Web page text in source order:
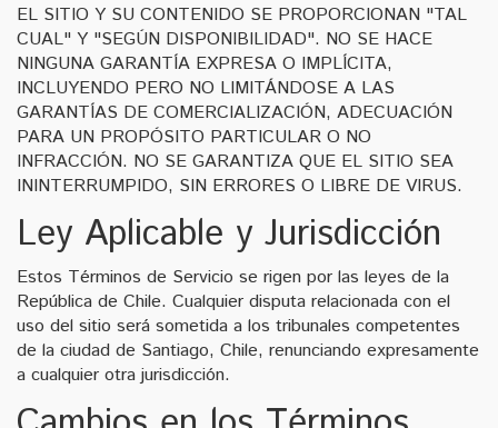
EL SITIO Y SU CONTENIDO SE PROPORCIONAN "TAL
CUAL" Y "SEGÚN DISPONIBILIDAD". NO SE HACE
NINGUNA GARANTÍA EXPRESA O IMPLÍCITA,
INCLUYENDO PERO NO LIMITÁNDOSE A LAS
GARANTÍAS DE COMERCIALIZACIÓN, ADECUACIÓN
PARA UN PROPÓSITO PARTICULAR O NO
INFRACCIÓN. NO SE GARANTIZA QUE EL SITIO SEA
ININTERRUMPIDO, SIN ERRORES O LIBRE DE VIRUS.
Ley Aplicable y Jurisdicción
Estos Términos de Servicio se rigen por las leyes de la
República de Chile. Cualquier disputa relacionada con el
uso del sitio será sometida a los tribunales competentes
de la ciudad de Santiago, Chile, renunciando expresamente
a cualquier otra jurisdicción.